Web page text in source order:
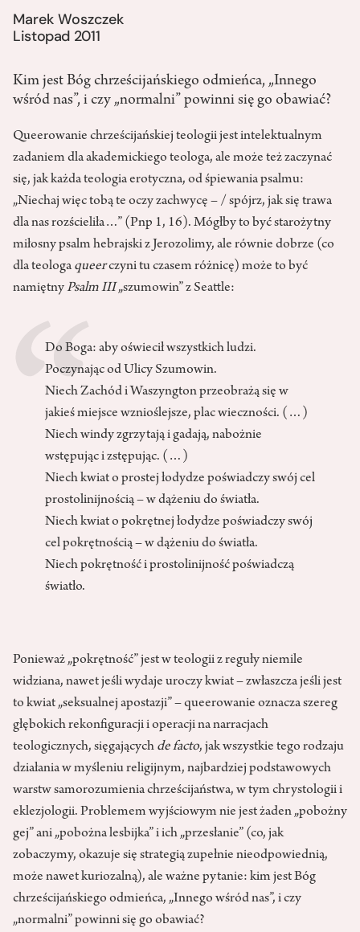
Marek Woszczek
Listopad 2011
Kim jest Bóg chrześcijańskiego odmieńca, „Innego
wśród nas”, i czy „normalni” powinni się go obawiać?
Queerowanie chrześcijańskiej teologii jest intelektualnym
zadaniem dla akademickiego teologa, ale może też zaczynać
się, jak każda teologia erotyczna, od śpiewania psalmu:
„Niechaj więc tobą te oczy zachwycę – / spójrz, jak się trawa
dla nas rozścieliła…” (Pnp 1, 16). Mógłby to być starożytny
miłosny psalm hebrajski z Jerozolimy, ale równie dobrze (co
dla teologa queerczyni tu czasem różnicę) może to być
namiętnyPsalm III„szumowin” z Seattle:
Do Boga: aby oświecił wszystkich ludzi.
Poczynając od Ulicy Szumowin.
Niech Zachód i Waszyngton przeobrażą się w
jakieś miejsce wznioślejsze, plac wieczności. (…)
Niech windy zgrzytają i gadają, nabożnie
wstępując i zstępując. (…)
Niech kwiat o prostej łodydze poświadczy swój cel
prostolinijnością – w dążeniu do światła.
Niech kwiat o pokrętnej łodydze poświadczy swój
cel pokrętnością – w dążeniu do światła.
Niech pokrętność i prostolinijność poświadczą
światło.
Ponieważ „pokrętność” jest w teologii z reguły niemile
widziana, nawet jeśli wydaje uroczy kwiat – zwłaszcza jeśli jest
to kwiat „seksualnej apostazji” – queerowanie oznacza szereg
głębokich rekonfiguracji i operacji na narracjach
teologicznych, sięgających de facto, jak wszystkie tego rodzaju
działania w myśleniu religijnym, najbardziej podstawowych
warstw samorozumienia chrześcijaństwa, w tym chrystologii i
eklezjologii. Problemem wyjściowym nie jest żaden „pobożny
gej” ani „pobożna lesbijka” i ich „przesłanie” (co, jak
zobaczymy, okazuje się strategią zupełnie nieodpowiednią,
może nawet kuriozalną), ale ważne pytanie: kim jest Bóg
chrześcijańskiego odmieńca, „Innego wśród nas”, i czy
„normalni” powinni się go obawiać?